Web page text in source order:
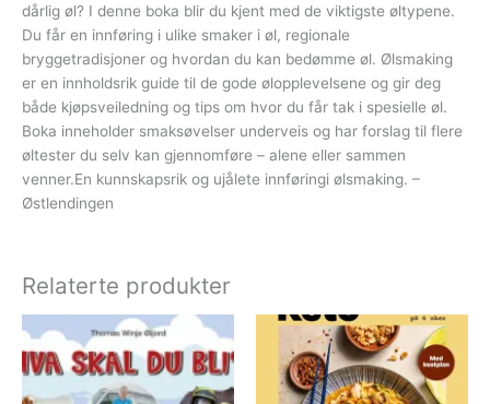
dårlig øl? I denne boka blir du kjent med de viktigste øltypene.
Du får en innføring i ulike smaker i øl, regionale
bryggetradisjoner og hvordan du kan bedømme øl. Ølsmaking
er en innholdsrik guide til de gode ølopplevelsene og gir deg
både kjøpsveiledning og tips om hvor du får tak i spesielle øl.
Boka inneholder smaksøvelser underveis og har forslag til flere
øltester du selv kan gjennomføre – alene eller sammen
venner.En kunnskapsrik og ujålete innføringi ølsmaking. –
Østlendingen
Relaterte produkter